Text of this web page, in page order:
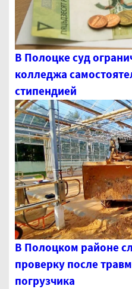
В Полоцке суд
колледжа
стипендией
В Полоцком районе
проверку после
погрузчика